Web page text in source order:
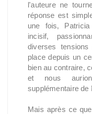
l'auteure ne
réponse est
une fois,
incisif,
diverses
place depuis un
bien au contraire,
et nous
supplémentaire de
Mais après ce